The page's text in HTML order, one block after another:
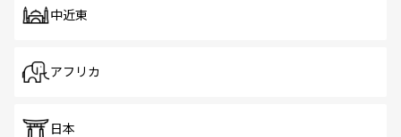
中近東
アフリカ
日本